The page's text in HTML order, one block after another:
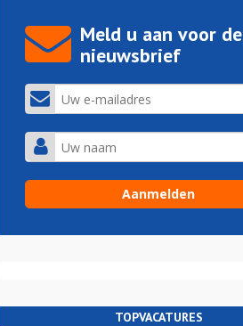
Meld u aan voor de
nieuwsbrief
TOPVACATURES